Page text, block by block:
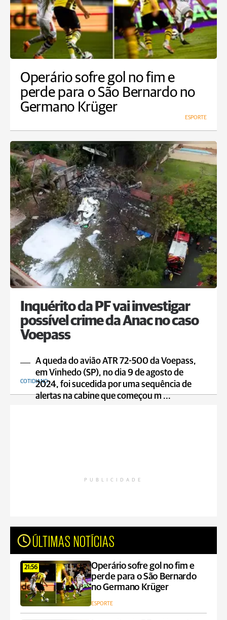
Operário sofre gol no fim e
perde para o São Bernardo no
Germano Krüger
ESPORTE
Inquérito da PF vai investigar
possível crime da Anac no caso
Voepass
A queda do avião ATR 72-500 da Voepass,
em Vinhedo (SP), no dia 9 de agosto de
2024, foi sucedida por uma sequência de
alertas na cabine que começou m ...
COTIDIANO
PUBLICIDADE
ÚLTIMAS NOTÍCIAS
21:56
Operário sofre gol no fim e
perde para o São Bernardo
no Germano Krüger
ESPORTE